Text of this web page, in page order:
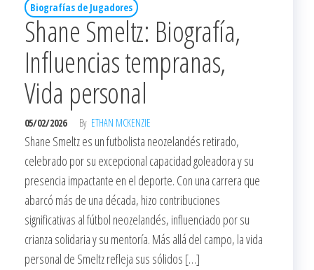
Biografías de Jugadores
Shane Smeltz: Biografía,
Influencias tempranas,
Vida personal
05/02/2026 By ETHAN MCKENZIE
Shane Smeltz es un futbolista neozelandés retirado,
celebrado por su excepcional capacidad goleadora y su
presencia impactante en el deporte. Con una carrera que
abarcó más de una década, hizo contribuciones
significativas al fútbol neozelandés, influenciado por su
crianza solidaria y su mentoría. Más allá del campo, la vida
personal de Smeltz refleja sus sólidos […]